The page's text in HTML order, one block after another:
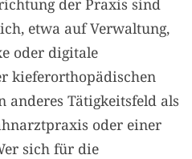
der Praxis sind
etwa auf Verwaltung,
oder digitale
kieferorthopädischen
Tätigkeitsfeld als
oder einer
sich für die